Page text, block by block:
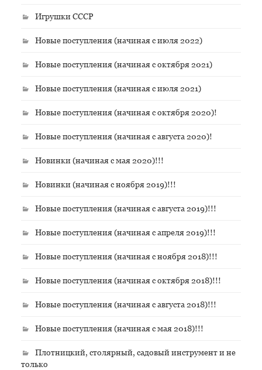
Игрушки СССР
Новые поступления (начиная с июля 2022)
Новые поступления (начиная с октября 2021)
Новые поступления (начиная с июля 2021)
Новые поступления (начиная с октября 2020)!
Новые поступления (начиная с августа 2020)!
Новинки (начиная с мая 2020)!!!
Новинки (начиная с ноября 2019)!!!
Новые поступления (начиная с августа 2019)!!!
Новые поступления (начиная с апреля 2019)!!!
Новые поступления (начиная с ноября 2018)!!!
Новые поступления (начиная с октября 2018)!!!
Новые поступления (начиная с августа 2018)!!!
Новые поступления (начиная с мая 2018)!!!
Плотницкий, столярный, садовый инструмент и не
только